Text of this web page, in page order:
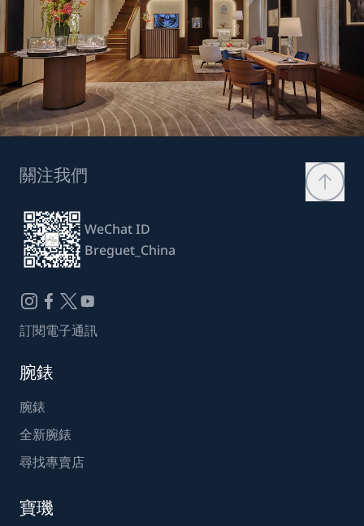
關注我們
WeChat ID
Breguet_China
訂閱電子通訊
腕錶
腕錶
全新腕錶
尋找專賣店
寶璣